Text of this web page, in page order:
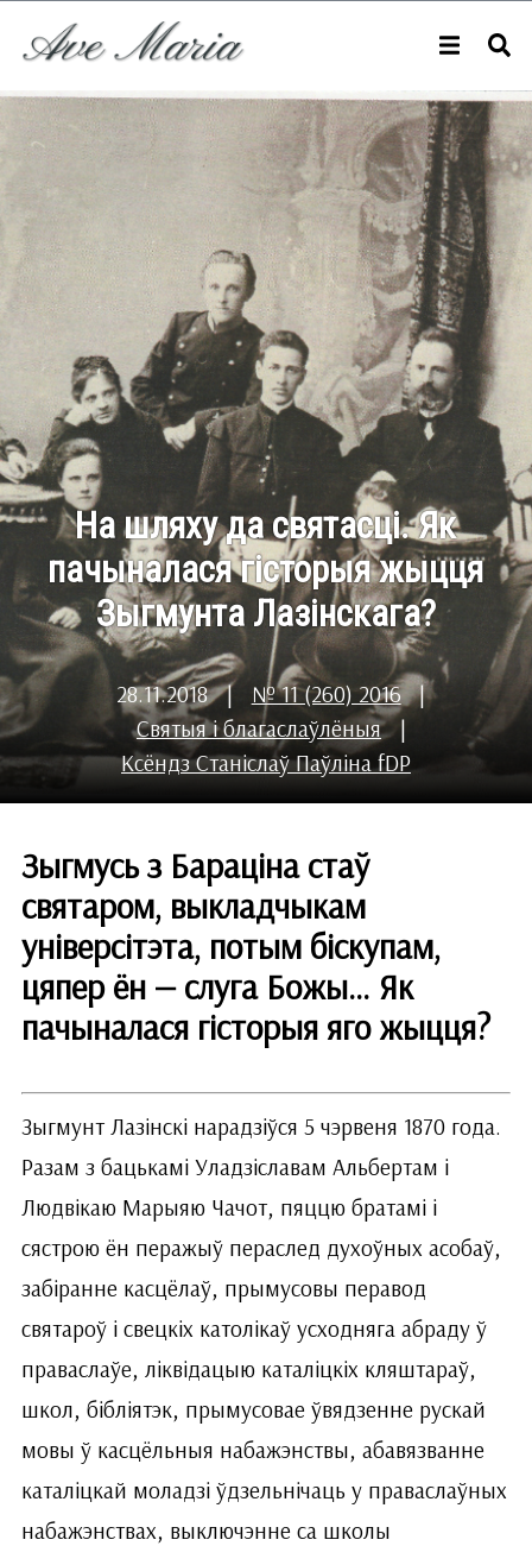
На шляху да святасці. Як
пачыналася гісторыя жыцця
Зыгмунта Лазінскага?
28.11.2018 | № 11 (260) 2016 |
Святыя і благаслаўлёныя |
Ксёндз Станіслаў Паўліна fDP
Зыгмусь з Бараціна стаў
святаром, выкладчыкам
універсітэта, потым біскупам,
цяпер ён — слуга Божы… Як
пачыналася гісторыя яго жыцця?
Зыгмунт Лазінскі нарадзіўся 5 чэрвеня 1870 года.
Разам з бацькамі Уладзіславам Альбертам і
Людвікаю Марыяю Чачот, пяццю братамі і
сястрою ён перажыў пераслед духоўных асобаў,
забіранне касцёлаў, прымусовы перавод
святароў і свецкіх католікаў усходняга абраду ў
праваслаўе, ліквідацыю каталіцкіх кляштараў,
школ, бібліятэк, прымусовае ўвядзенне рускай
мовы ў касцёльныя набажэнствы, абавязванне
каталіцкай моладзі ўдзельнічаць у праваслаўных
набажэнствах, выключэнне са школы